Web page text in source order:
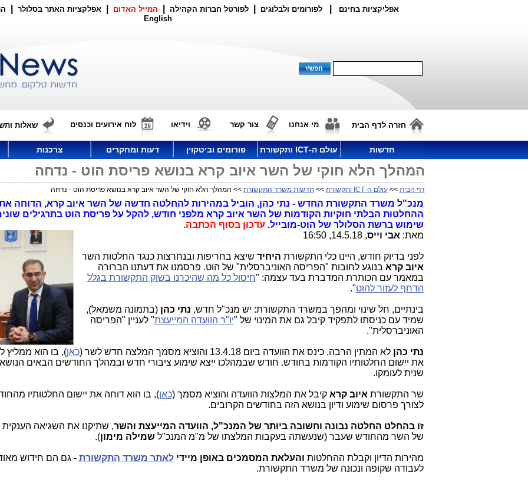
אפליקציות בחינם לפורומים ולבלוגים לפורטל חברות הקהילה המייל האדום אפלקציות האתר בסלולר
English
חזרה לדף הבית מי אנחנו צור קשר וידיאו לוח אירועים וכנסים שאלות
חדשות עולם ה-ICT ותקשורת פורומים וביטקוין דעות ומחקרים צרכנות
המהלך הלא חוקי של השר איוב קרא בנושא פריסת הוט - נדחה
דף הבית >>עולם ה-ICT ותקשורת >> חדשות משרד התקשורת >> המהלך הלא חוקי של השר איוב קרא בנושא פריסת הוט - נדחה
מנכ"ל משרד התקשורת החדש - נתי כהן, הוביל במהירות להחלטה חדשה של השר איוב קרא, הדוחה את
ההחלטות הבלתי חוקיות הקודמות של השר איוב קרא מלפני חודש, להקל על פריסת הוט בתרגילים
שימוש ברשת הסלולר של הוט-מובייל. עדכון בסוף הכתבה.
מאת: אבי וייס, 14.5.18, 16:50
לפני בדיוק חודש, היינו כלי התקשורת היחיד שיצא בחריפות ובנחרצות כנגד החלטות השר
איוב קרא בנוגע לחובות "הפריסה האוניברסלית" של הוט. פרסמנו את דעתנו הברורה
במאמר עם הכותרת המדברת בעד עצמה: "חיסול כל מה שהיכרנו בשוק התקשורת בגלל
הדחף לעזור להוט".
בינתיים, חל שינוי ומהפך במשרד התקשורת: יש מנכ"ל חדש, נתי כהן (בתמונה משמאל),
שמיד עם כניסתו לתפקיד קיבל גם את המינוי של "יו"ר הוועדה המייעצת" לעניין "הפריסה
האוניברסלית".
נתי כהן לא המתין הרבה, כינס את הוועדה ביום 13.4.18 והוציא מסמך המלצה חדש לשר ( כאן), בו הוא ממליץ
את יישום החלטותיו הקודמות בחודש. חודש שבמהלכו ייצא שימוע ציבורי חדש ובמהלך החודשים הבאים הנושא
שנית לעומקו.
שר התקשורת איוב קרא קיבל את המלצות הוועדה והוציא מסמך (כאן), בו הוא דוחה את יישום החלטותיו
לצורך פרסום שימוע ודיון בנושא הזה בחודשים הקרובים.
זו בהחלט החלטה נבונה וחשובה ביותר של המנכ"ל, הוועדה המייעצת והשר, שתיקנו את השגיאה הענקית
של השר מהחודש שעבר (שנעשתה בעקבות המלצתו של מ"מ המנכ"לשמילה מימון).
מהירות הדיון וקבלת ההחלטות והעלאת המסמכים באופן מיידילאתר משרד התקשורת - גם הם חידוש
לעבודה שקופה ונכונה של משרד התקשורת.